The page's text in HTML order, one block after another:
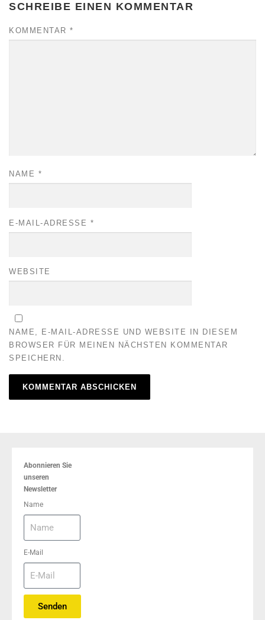
SCHREIBE EINEN KOMMENTAR
KOMMENTAR *
NAME *
E-MAIL-ADRESSE *
WEBSITE
NAME, E-MAIL-ADRESSE UND WEBSITE IN DIESEM
BROWSER FÜR MEINEN NÄCHSTEN KOMMENTAR
SPEICHERN.
Abonnieren Sie
unseren
Newsletter
Name
E-Mail
Senden